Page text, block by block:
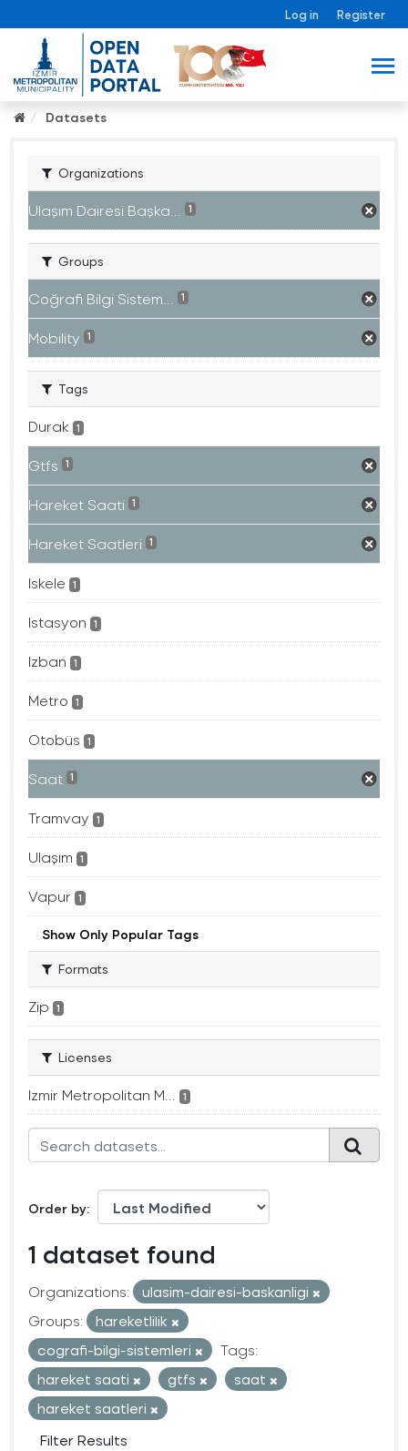
Log in Register
Datasets
Organizations
Ulaşım Dairesi Başka... 1
Groups
Coğrafi Bilgi Sistem... 1
Mobility 1
Tags
Durak 1
Gtfs 1
Hareket Saati 1
Hareket Saatleri 1
Iskele 1
Istasyon 1
Izban 1
Metro 1
Otobüs 1
Saat 1
Tramvay 1
Ulaşım 1
Vapur 1
Show Only Popular Tags
Formats
Zip 1
Licenses
Izmir Metropolitan M... 1
Order by
1 dataset found
Organizations:
ulasim-dairesi-baskanligi
Groups:
hareketlilik
cografi-bilgi-sistemleri
Tags:
hareket saati
gtfs
saat
hareket saatleri
Filter Results